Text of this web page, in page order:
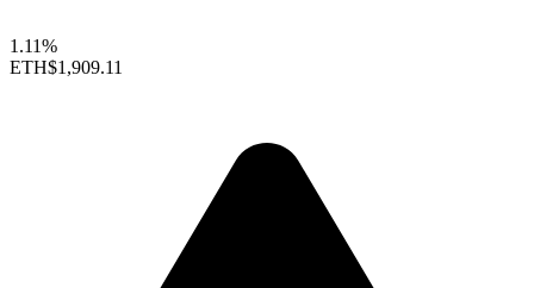
1.11%
ETH$1,909.11